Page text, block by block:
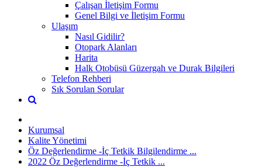
Çalışan İletişim Formu
Genel Bilgi ve İletişim Formu
Ulaşım
Nasıl Gidilir?
Otopark Alanları
Harita
Halk Otobüsü Güzergah ve Durak Bilgileri
Telefon Rehberi
Sık Sorulan Sorular
Kurumsal
Kalite Yönetimi
Öz Değerlendirme -İç Tetkik Bilgilendirme ...
2022 Öz Değerlendirme -İç Tetkik ...